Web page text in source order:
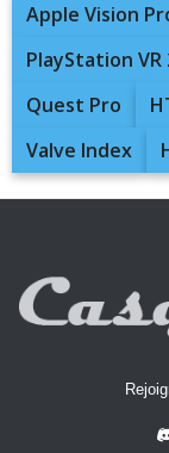
Apple Vision
PlayStation VR
Quest Pro
Valve Index